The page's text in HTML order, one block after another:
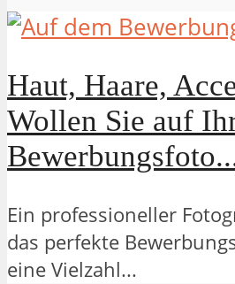
Haut, Haare,
Wollen Sie auf
Ein professioneller
das perfekte
eine Vielzahl...